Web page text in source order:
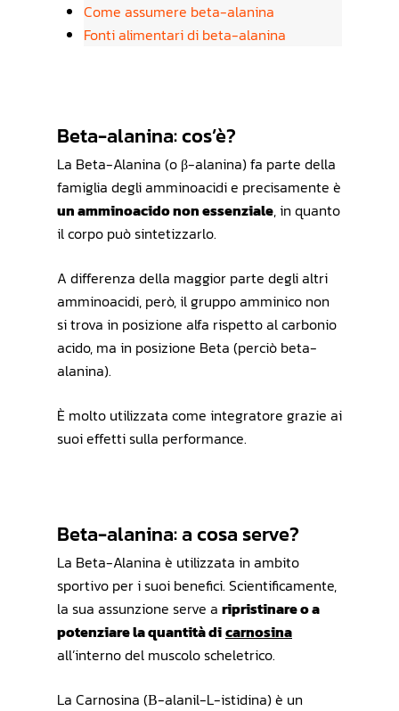
Come assumere beta-alanina
Fonti alimentari di beta-alanina
Beta-alanina: cos’è?
La Beta-Alanina (o β-alanina) fa parte della
famiglia degli amminoacidi e precisamente è
un amminoacido non essenziale, in quanto
il corpo può sintetizzarlo.
A differenza della maggior parte degli altri
amminoacidi, però, il gruppo amminico non
si trova in posizione alfa rispetto al carbonio
acido, ma in posizione Beta (perciò beta-
alanina).
È molto utilizzata come integratore grazie ai
suoi effetti sulla performance.
Beta-alanina: a cosa serve?
La Beta-Alanina è utilizzata in ambito
sportivo per i suoi benefici. Scientificamente,
la sua assunzione serve a ripristinare o a
potenziare la quantità dicarnosina
all’interno del muscolo scheletrico.
La Carnosina (Β-alanil-L-istidina) è un